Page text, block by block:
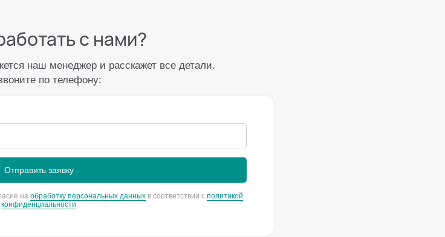
с нами?
наш менеджер и расскажет все детали.
по телефону:
на обработку персональных данных в соответствии с политикой
конфиденциальности